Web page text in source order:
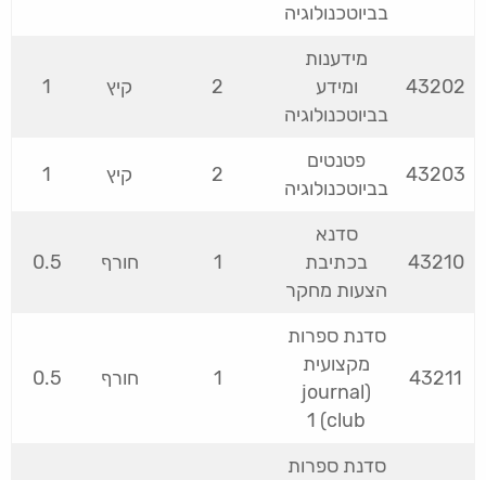
בביוטכנולוגיה
43202
מידענות
ומידע
בביוטכנולוגיה
2 קיץ 1
43203
פטנטים
בביוטכנולוגיה
2 קיץ 1
43210
סדנא
בכתיבת
הצעות מחקר
1 חורף 0.5
43211
סדנת ספרות
מקצועית
(journal
club) 1
1 חורף 0.5
סדנת ספרות